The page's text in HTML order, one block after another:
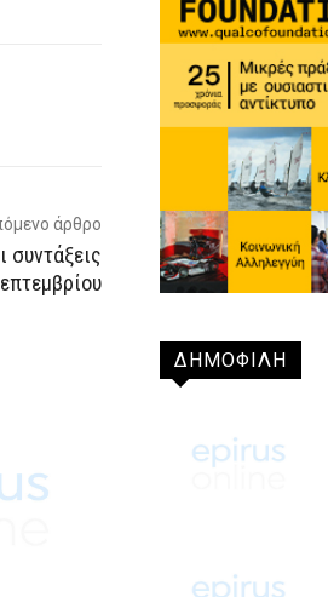
άρθρο
συντάξεις
ΔΗΜΟΦΙΛΗ